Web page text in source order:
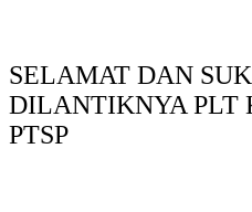
SELAMAT DAN
DILANTIKNYA PLT
PTSP